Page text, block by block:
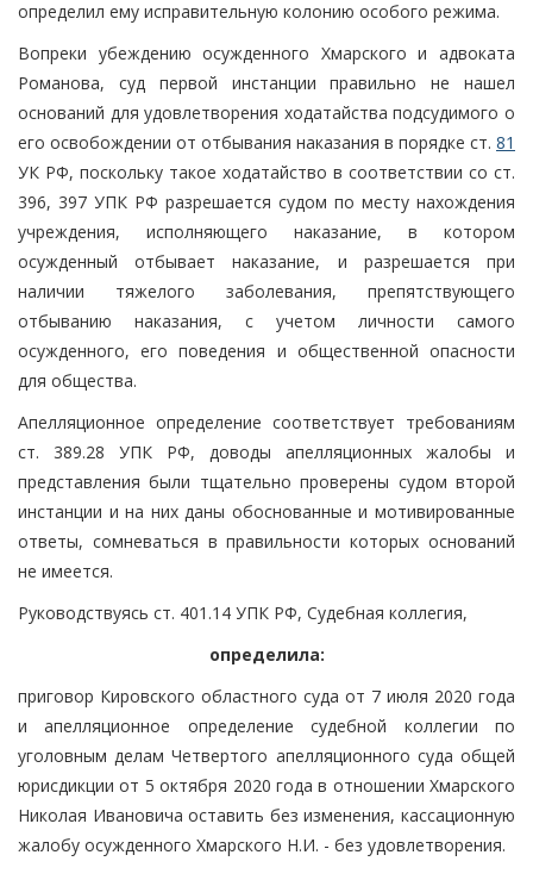
определил ему исправительную колонию особого режима.
Вопреки убеждению осужденного Хмарского и адвоката
Романова, суд первой инстанции правильно не нашел
оснований для удовлетворения ходатайства подсудимого о
его освобождении от отбывания наказания в порядке ст. 81
УК РФ, поскольку такое ходатайство в соответствии со ст.
396, 397 УПК РФ разрешается судом по месту нахождения
учреждения, исполняющего наказание, в котором
осужденный отбывает наказание, и разрешается при
наличии тяжелого заболевания, препятствующего
отбыванию наказания, с учетом личности самого
осужденного, его поведения и общественной опасности
для общества.
Апелляционное определение соответствует требованиям
ст. 389.28 УПК РФ, доводы апелляционных жалобы и
представления были тщательно проверены судом второй
инстанции и на них даны обоснованные и мотивированные
ответы, сомневаться в правильности которых оснований
не имеется.
Руководствуясь ст. 401.14 УПК РФ, Судебная коллегия,
определила:
приговор Кировского областного суда от 7 июля 2020 года
и апелляционное определение судебной коллегии по
уголовным делам Четвертого апелляционного суда общей
юрисдикции от 5 октября 2020 года в отношении Хмарского
Николая Ивановича оставить без изменения, кассационную
жалобу осужденного Хмарского Н.И. - без удовлетворения.